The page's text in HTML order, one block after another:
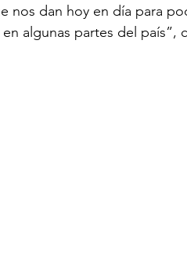
nos dan hoy en día para
algunas partes del